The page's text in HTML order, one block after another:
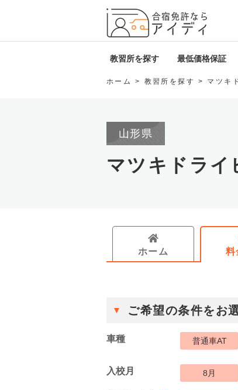
教習所を探す
北海道・東北
東海
中国・四国
九州・沖縄
最低価格保証
ホーム 教習所を探す マツキ
山形県
マツキドライ
ホーム 料
ご希望の条件をお
車種 普通車AT
入校月 8月